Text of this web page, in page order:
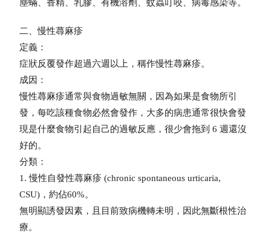
塵蟎、香精、乳膠、有機溶劑、蚊蟲叮咬、病毒感染等。
二、慢性蕁麻疹
定義：
症狀反覆發作超過六週以上，稱作慢性蕁麻疹。
成因：
慢性蕁麻疹通常與食物過敏無關，因為如果是食物所引
發，每吃該種食物必然會發作，大多的病患通常很快會發
現是什麼食物引起自己的過敏反應，很少會拖到 6 週還沒
好的。
分類：
1. 慢性自發性蕁麻疹 (chronic spontaneous urticaria,
CSU)，約佔60%。
無明顯誘發因素，且目前致病機轉未明，因此無斷根性治
療。